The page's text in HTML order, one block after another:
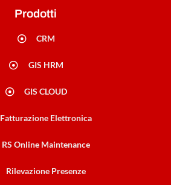
Prodotti
CRM
GIS HRM
GIS CLOUD
Fatturazione Elettronica
RS Online Maintenance
Rilevazione Presenze